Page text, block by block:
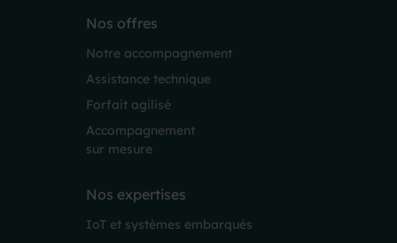
Nos offres
Notre accompagnement
Assistance technique
Forfait agilisé
Accompagnement
sur mesure
Nos expertises
IoT et systèmes embarqués